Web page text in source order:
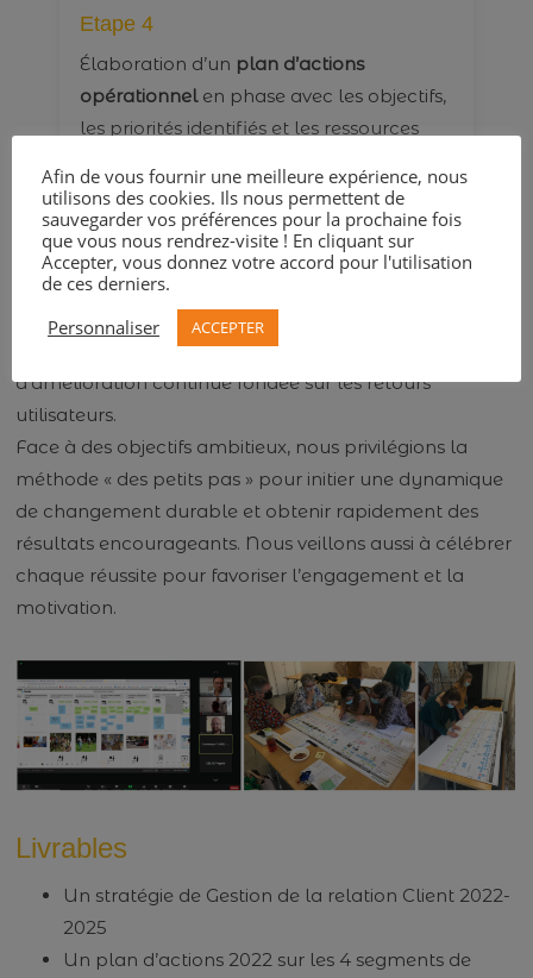
Etape 4
Élaboration d’un plan d’actions
opérationnel en phase avec les objectifs,
les priorités identifiés et les ressources
Une méthode agile et itérative, privilégiant les petits
pas.
Notre approche est également basée sur le lean
startup qui se caractérise par la rapidité de mise en
œuvre des solutions, et par un processus
d’amélioration continue fondée sur les retours
utilisateurs.
Face à des objectifs ambitieux, nous privilégions la
méthode « des petits pas » pour initier une dynamique
de changement durable et obtenir rapidement des
résultats encourageants. Nous veillons aussi à célébrer
chaque réussite pour favoriser l’engagement et la
motivation.
Livrables
Un stratégie de Gestion de la relation Client 2022-
2025
Un plan d’actions 2022 sur les 4 segments de
Afin de vous fournir une meilleure expérience, nous
utilisons des cookies. Ils nous permettent de
sauvegarder vos préférences pour la prochaine fois
que vous nous rendrez-visite ! En cliquant sur
Accepter, vous donnez votre accord pour l'utilisation
de ces derniers.
Personnaliser
ACCEPTER